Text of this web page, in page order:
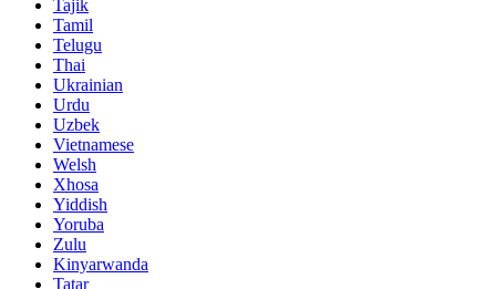
Tajik
Tamil
Telugu
Thai
Ukrainian
Urdu
Uzbek
Vietnamese
Welsh
Xhosa
Yiddish
Yoruba
Zulu
Kinyarwanda
Tatar